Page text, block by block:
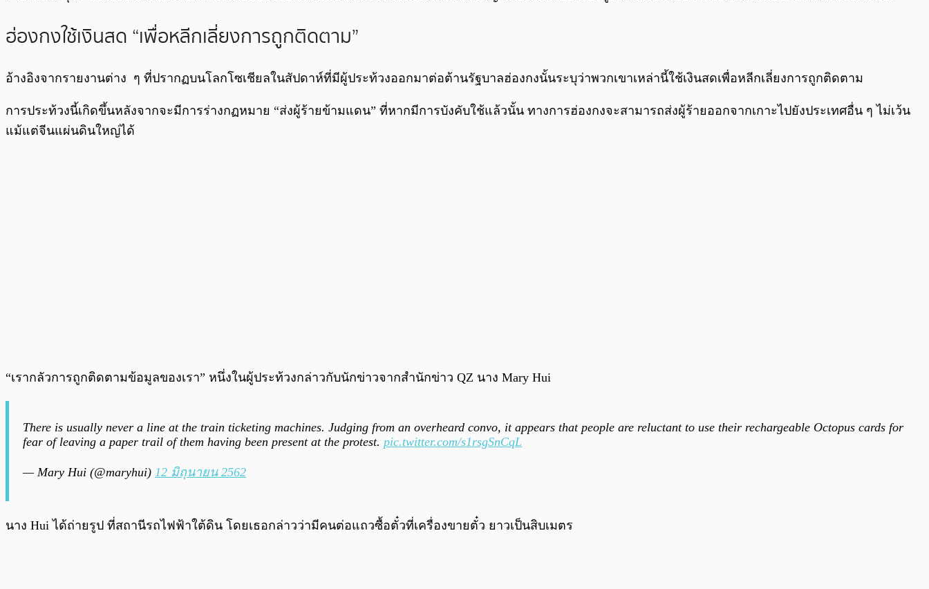
ฮ่องกงใช้เงินสด “เพื่อหลีกเลี่ยงการถูกติดตาม”
อ้างอิงจากรายงานต่าง ๆ ที่ปรากฏบนโลกโซเชียลในสัปดาห์ที่มีผู้ประท้วงออกมาต่อต้านรัฐบาลฮ่องกงนั้นระบุว่าพวกเขาเหล่านี้ใช้เงินสดเพื่อหลีกเลี่ยงการถูกติดตาม
การประท้วงนี้เกิดขึ้นหลังจากจะมีการร่างกฏหมาย “ส่งผู้ร้ายข้ามแดน” ที่หากมีการบังคับใช้แล้วนั้น ทางการฮ่องกงจะสามารถส่งผู้ร้ายออกจากเกาะไปยังประเทศอื่น ๆ ไม่เว้น
แม้แต่จีนแผ่นดินใหญ่ได้
“เรากลัวการถูกติดตามข้อมูลของเรา” หนึ่งในผู้ประท้วงกล่าวกับนักข่าวจากสำนักข่าว QZ นาง Mary Hui
There is usually never a line at the train ticketing machines. Judging from an overheard convo, it appears that people are reluctant to use their rechargeable Octopus cards for
fear of leaving a paper trail of them having been present at the protest. pic.twitter.com/s1rsgSnCqL
— Mary Hui (@maryhui) 12 มิถุนายน 2562
นาง Hui ได้ถ่ายรูป ที่สถานีรถไฟฟ้าใต้ดิน โดยเธอกล่าวว่ามีคนต่อแถวซื้อตั๋วที่เครื่องขายตั๋ว ยาวเป็นสิบเมตร